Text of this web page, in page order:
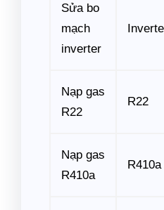
Sửa bo
mạch
inverter
Nạp gas
R22
R22
Nạp gas
R410a
R410a